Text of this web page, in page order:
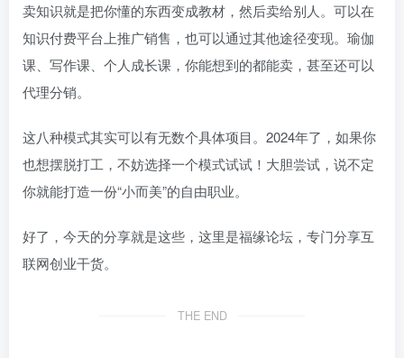
卖知识就是把你懂的东西变成教材，然后卖给别人。可以在
知识付费平台上推广销售，也可以通过其他途径变现。瑜伽
课、写作课、个人成长课，你能想到的都能卖，甚至还可以
代理分销。
这八种模式其实可以有无数个具体项目。2024年了，如果你
也想摆脱打工，不妨选择一个模式试试！大胆尝试，说不定
你就能打造一份“小而美”的自由职业。
好了，今天的分享就是这些，这里是福缘论坛，专门分享互
联网创业干货。
THE END